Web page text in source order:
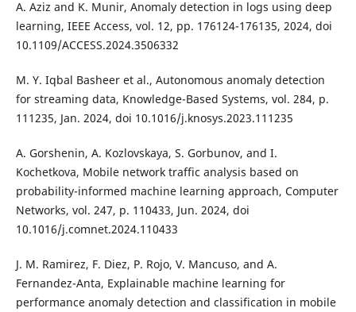
A. Aziz and K. Munir, Anomaly detection in logs using deep
learning, IEEE Access, vol. 12, pp. 176124-176135, 2024, doi
10.1109/ACCESS.2024.3506332
M. Y. Iqbal Basheer et al., Autonomous anomaly detection
for streaming data, Knowledge-Based Systems, vol. 284, p.
111235, Jan. 2024, doi 10.1016/j.knosys.2023.111235
A. Gorshenin, A. Kozlovskaya, S. Gorbunov, and I.
Kochetkova, Mobile network traffic analysis based on
probability-informed machine learning approach, Computer
Networks, vol. 247, p. 110433, Jun. 2024, doi
10.1016/j.comnet.2024.110433
J. M. Ramirez, F. Diez, P. Rojo, V. Mancuso, and A.
Fernandez-Anta, Explainable machine learning for
performance anomaly detection and classification in mobile